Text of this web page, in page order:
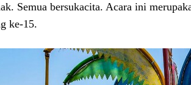
Semua bersukacita. Acara ini
ke-15.